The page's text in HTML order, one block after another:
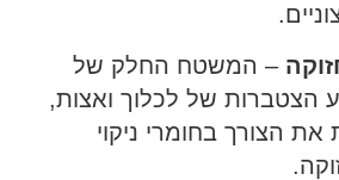
– המשטח החלק של
הצטברות של לכלוך ואצות,
הצורך בחומרי ניקוי